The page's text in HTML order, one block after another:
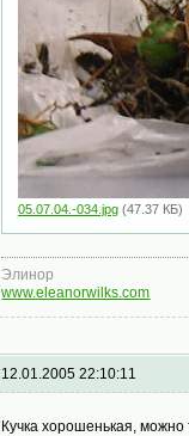
05.07.04.-034.jpg (47.37 КБ)
Элинор
www.eleanorwilks.com
12.01.2005 22:10:11
Кучка хорошенькая,